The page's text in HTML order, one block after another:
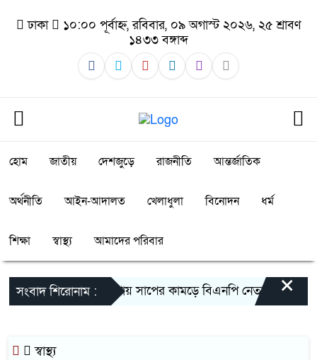
ঢাকা
১০:০০ পূর্বাহ্ন, রবিবার, ০৯ অগাস্ট ২০২৬, ২৫ শ্রাবণ
১৪৩৩ বঙ্গাব্দ
হোম জাতীয় দেশজুড়ে রাজনীতি আন্তর্জাতিক
অর্থনীতি আইন-আদালত খেলাধুলা বিনোদন ধর্ম
শিক্ষা স্বাস্থ্য আমাদের পরিবার
সংবাদ শিরোনাম :গলাচিপায় সাপের কামড়ে বিএনপি নেতার মৃত্যু:
×
স্বাস্থ্য